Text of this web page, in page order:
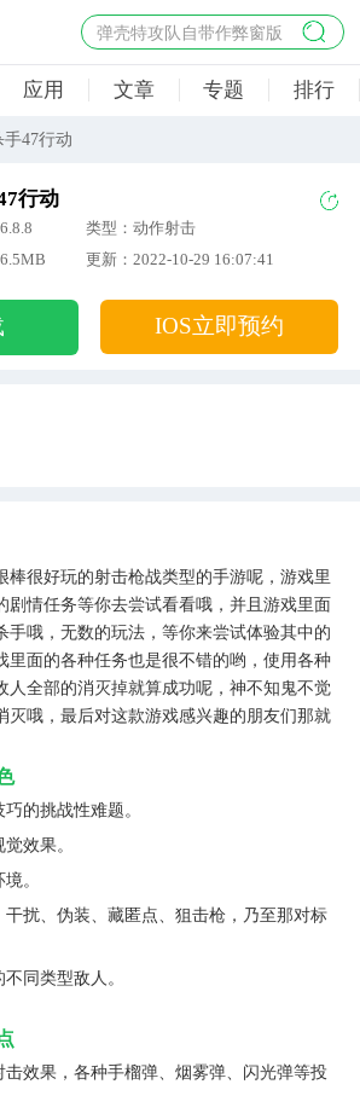
弹壳特攻队自带作弊窗版
杀手47行动
地狱幸存者破解版
应用 文章 专题 排行
手47行动
行动
类型：动作射击
更新：2022-10-29 16:07:41
IOS立即预约
棒很好玩的射击枪战类型的手游呢，游戏里
剧情任务等你去尝试看看哦，并且游戏里面
手哦，无数的玩法，等你来尝试体验其中的
里面的各种任务也是很不错的哟，使用各种
人全部的消灭掉就算成功呢，神不知鬼不觉
灭哦，最后对这款游戏感兴趣的朋友们那就
的挑战性难题。
效果。
。
干扰、伪装、藏匿点、狙击枪，乃至那对标
同类型敌人。
击效果，各种手榴弹、烟雾弹、闪光弹等投